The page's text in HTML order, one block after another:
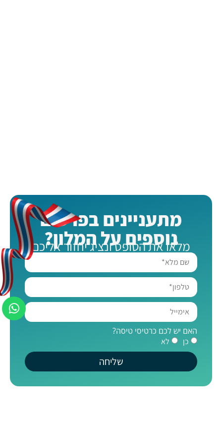
מתעניינים בפרטים
נוספים על המלון?
מלאו את הטופס ונציג יחזור אליכם
האם יש לכם כרטיסי טיסה?
כן לא
שליחה